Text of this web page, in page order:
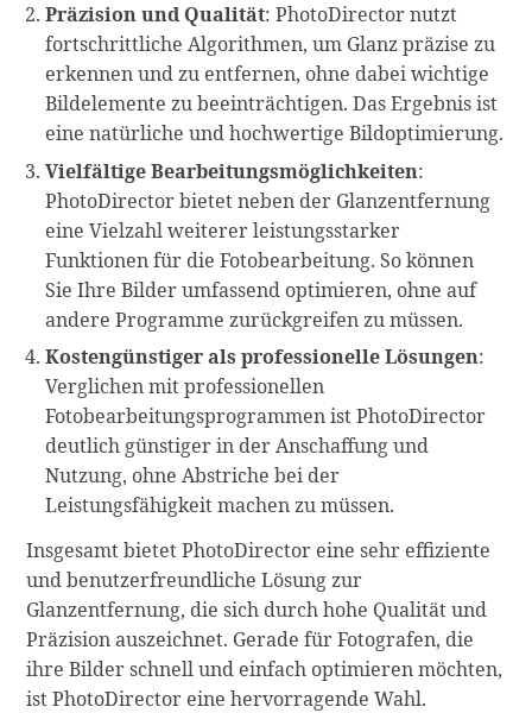
Präzision und Qualität: PhotoDirector nutzt
fortschrittliche Algorithmen, um Glanz präzise zu
erkennen und zu entfernen, ohne dabei wichtige
Bildelemente zu beeinträchtigen. Das Ergebnis ist
eine natürliche und hochwertige Bildoptimierung.
Vielfältige Bearbeitungsmöglichkeiten:
PhotoDirector bietet neben der Glanzentfernung
eine Vielzahl weiterer leistungsstarker
Funktionen für die Fotobearbeitung. So können
Sie Ihre Bilder umfassend optimieren, ohne auf
andere Programme zurückgreifen zu müssen.
Kostengünstiger als professionelle Lösungen:
Verglichen mit professionellen
Fotobearbeitungsprogrammen ist PhotoDirector
deutlich günstiger in der Anschaffung und
Nutzung, ohne Abstriche bei der
Leistungsfähigkeit machen zu müssen.
Insgesamt bietet PhotoDirector eine sehr effiziente
und benutzerfreundliche Lösung zur
Glanzentfernung, die sich durch hohe Qualität und
Präzision auszeichnet. Gerade für Fotografen, die
ihre Bilder schnell und einfach optimieren möchten,
ist PhotoDirector eine hervorragende Wahl.